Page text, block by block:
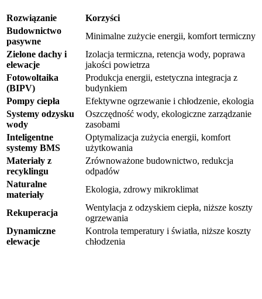
Rozwiązanie
Korzyści
Budownictwo
pasywne
Minimalne zużycie energii, komfort termiczny
Zielone dachy i
elewacje
Izolacja termiczna, retencja wody, poprawa
jakości powietrza
Fotowoltaika
(BIPV)
Produkcja energii, estetyczna integracja z
budynkiem
Pompy ciepła
Efektywne ogrzewanie i chłodzenie, ekologia
Systemy odzysku
wody
Oszczędność wody, ekologiczne zarządzanie
zasobami
Inteligentne
systemy BMS
Optymalizacja zużycia energii, komfort
użytkowania
Materiały z
recyklingu
Zrównoważone budownictwo, redukcja
odpadów
Naturalne
materiały
Ekologia, zdrowy mikroklimat
Rekuperacja
Wentylacja z odzyskiem ciepła, niższe koszty
ogrzewania
Dynamiczne
elewacje
Kontrola temperatury i światła, niższe koszty
chłodzenia